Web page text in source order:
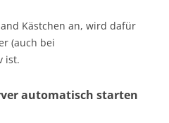
Kästchen an, wird dafür
(auch bei
ist.
automatisch starten